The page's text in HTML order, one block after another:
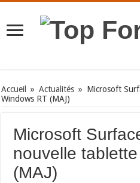
Accueil » Actualités » Microsoft
Windows RT (MAJ)
Microsoft
nouvelle
(MAJ)